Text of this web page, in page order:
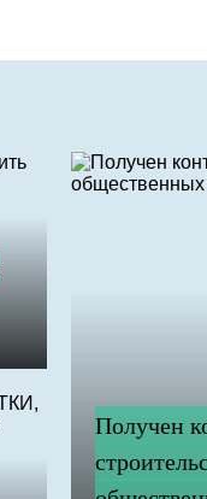
Получен